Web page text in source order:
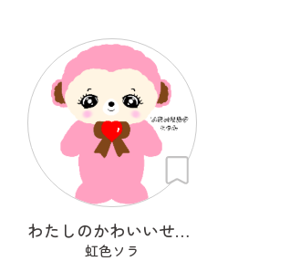
わたしのかわいいせかい
虹色ソラ